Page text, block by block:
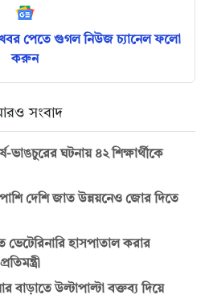
পেতে গুগল নিউজ চ্যানেল ফলো
করুন
সংবাদ
ভাঙচুরের ঘটনায় ৪২ শিক্ষার্থীকে
দেশি জাত উন্নয়নেও জোর দিতে
ভেটেরিনারি হাসপাতাল করার
উল্টাপাল্টা বক্তব্য দিয়ে